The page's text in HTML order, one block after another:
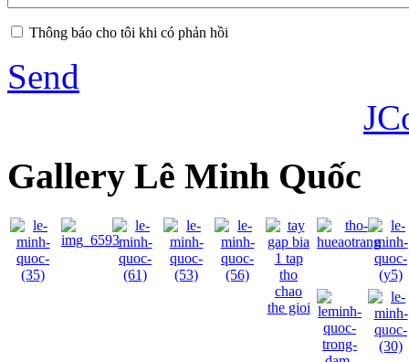
Thông báo cho tôi khi có phản hồi
Send
Gallery Lê Minh Quốc